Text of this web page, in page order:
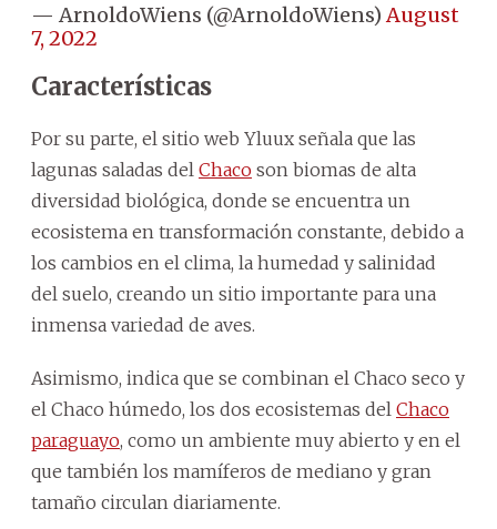
— ArnoldoWiens (@ArnoldoWiens)August
7, 2022
Características
Por su parte, el sitio web Yluux señala que las
lagunas saladas del Chaco son biomas de alta
diversidad biológica, donde se encuentra un
ecosistema en transformación constante, debido a
los cambios en el clima, la humedad y salinidad
del suelo, creando un sitio importante para una
inmensa variedad de aves.
Asimismo, indica que se combinan el Chaco seco y
el Chaco húmedo, los dos ecosistemas del Chaco
paraguayo, como un ambiente muy abierto y en el
que también los mamíferos de mediano y gran
tamaño circulan diariamente.